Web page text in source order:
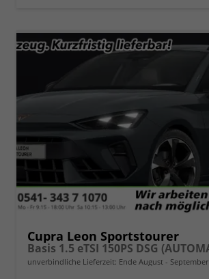
Cupra Leon Sportstourer
unverbindliche Lieferzeit: Ende August - September